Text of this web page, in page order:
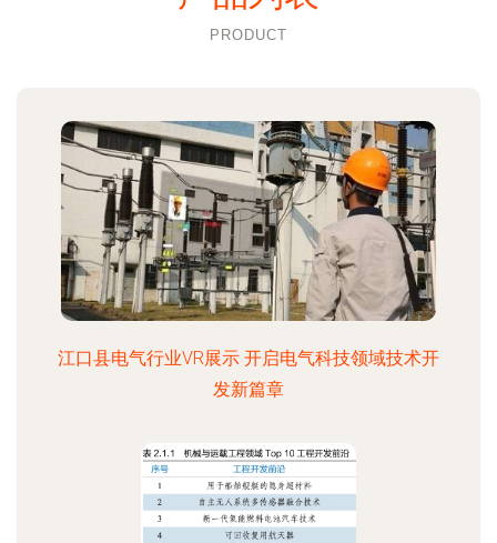
PRODUCT
江口县电气行业VR展示 开启电气科技领域技术开
发新篇章